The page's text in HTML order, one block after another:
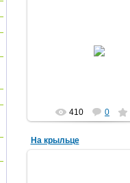
410 0
На крыльце